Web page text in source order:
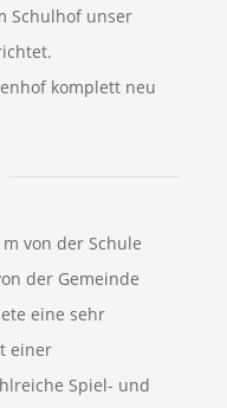
Schulhof unser
komplett neu
von der Schule
der Gemeinde
eine sehr
einer
Spiel- und